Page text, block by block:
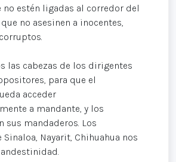
no estén ligadas al corredor del
no asesinen a inocentes,
las cabezas de los dirigentes
para que el
acceder
a mandante, y los
sus mandaderos. Los
Nayarit, Chihuahua nos